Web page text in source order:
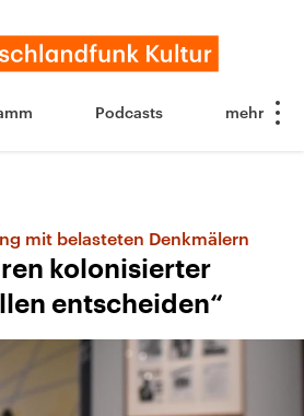
Podcasts
mit belasteten Denkmälern
kolonisierter
entscheiden“